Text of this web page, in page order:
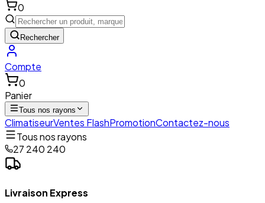
0
Rechercher
Compte
0
Panier
Tous nos rayons
ClimatiseurVentes FlashPromotionContactez-nous
Tous nos rayons
27 240 240
Livraison Express